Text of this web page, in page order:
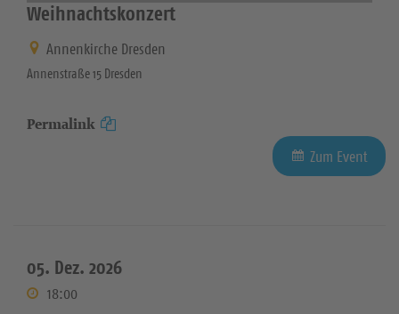
Weihnachtskonzert
Annenkirche Dresden
Annenstraße 15 Dresden
Permalink
Zum Event
05. Dez. 2026
18:00